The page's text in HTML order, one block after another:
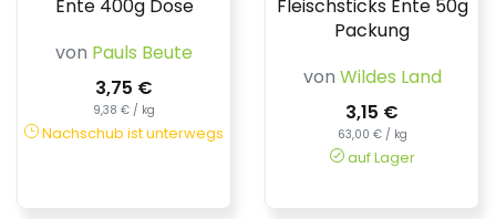
Ente 400g Dose
von Pauls Beute
3,75 €
9,38 € / kg
Nachschub ist unterwegs
Fleischsticks Ente 50g
Packung
von Wildes Land
3,15 €
63,00 € / kg
auf Lager